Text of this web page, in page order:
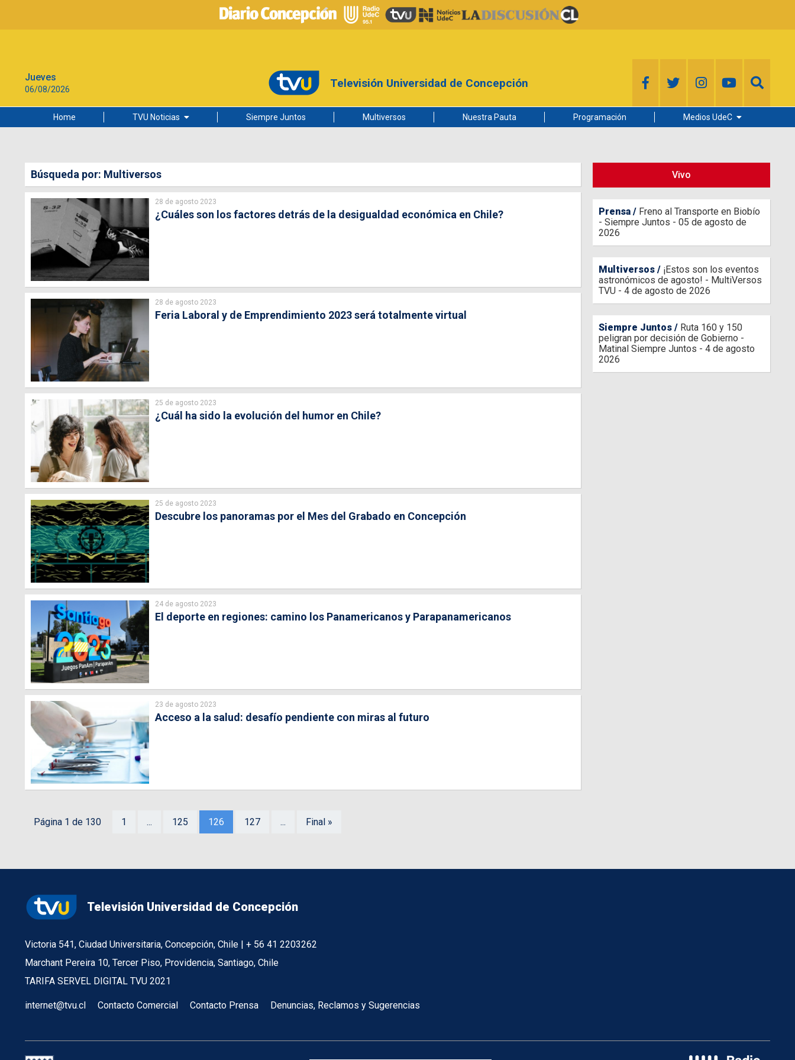
Jueves
06/08/2026 Televisión Universidad de Concepción
Home TVU Noticias
Ciudad
Universidad de Concepción
Siempre Juntos Multiversos Nuestra Pauta Programación Medios UdeC
Radio UdeC
Búsqueda por: Multiversos
28 de agosto 2023
¿Cuáles son los factores detrás de la desigualdad económica en Chile?
28 de agosto 2023
Feria Laboral y de Emprendimiento 2023 será totalmente virtual
25 de agosto 2023
¿Cuál ha sido la evolución del humor en Chile?
25 de agosto 2023
Descubre los panoramas por el Mes del Grabado en Concepción
24 de agosto 2023
El deporte en regiones: camino los Panamericanos y Parapanamericanos
23 de agosto 2023
Acceso a la salud: desafío pendiente con miras al futuro
Página 1 de 130 1 ... 125 126 127 ... Final »
Vivo
Prensa
Freno al Transporte en Biobío
- Siempre Juntos - 05 de agosto de
2026
Multiversos
¡Estos son los eventos
astronómicos de agosto! - MultiVersos
TVU - 4 de agosto de 2026
Siempre Juntos
Ruta 160 y 150
peligran por decisión de Gobierno -
Matinal Siempre Juntos - 4 de agosto
2026
Televisión Universidad de Concepción
Victoria 541, Ciudad Universitaria, Concepción, Chile | + 56 41 2203262
Marchant Pereira 10, Tercer Piso, Providencia, Santiago, Chile
TARIFA SERVEL DIGITAL TVU 2021
internet@tvu.cl Contacto Comercial Contacto Prensa Denuncias, Reclamos y Sugerencias